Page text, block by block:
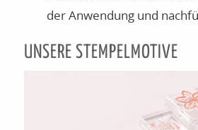
der Anwendung und
UNSERE STEMPELMOTIVE